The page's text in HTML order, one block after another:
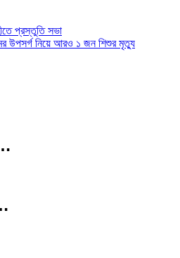
প্রস্তুতি সভা
উপসর্গ নিয়ে আরও ১ জন শিশুর মৃত্যু